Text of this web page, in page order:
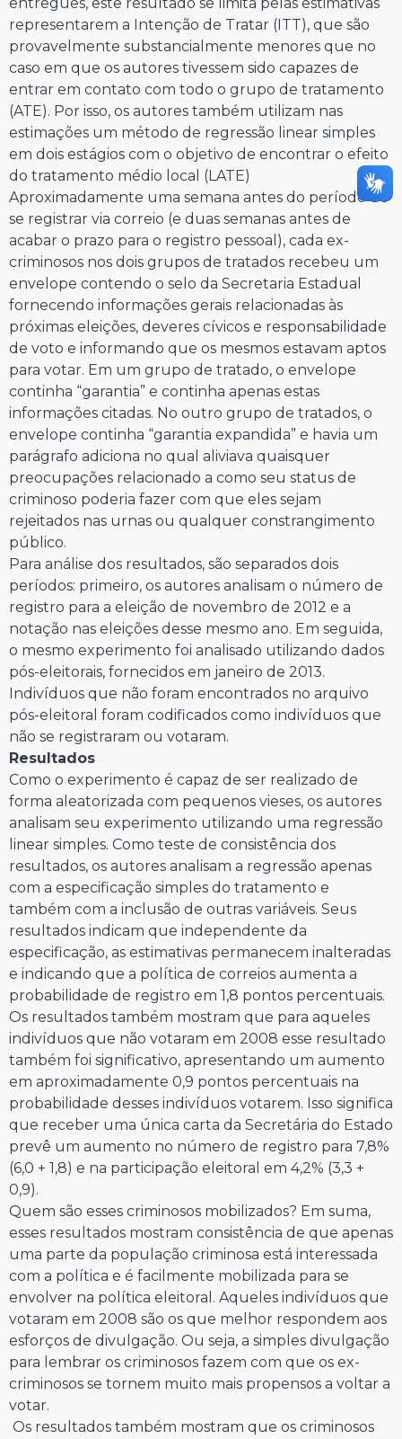
entregues, este resultado se limita pelas estimativas
representarem a Intenção de Tratar (ITT), que são
provavelmente substancialmente menores que no
caso em que os autores tivessem sido capazes de
entrar em contato com todo o grupo de tratamento
(ATE). Por isso, os autores também utilizam nas
estimações um método de regressão linear simples
em dois estágios com o objetivo de encontrar o efeito
do tratamento médio local (LATE)
Aproximadamente uma semana antes do período de
se registrar via correio (e duas semanas antes de
acabar o prazo para o registro pessoal), cada ex-
criminosos nos dois grupos de tratados recebeu um
envelope contendo o selo da Secretaria Estadual
fornecendo informações gerais relacionadas às
próximas eleições, deveres cívicos e responsabilidade
de voto e informando que os mesmos estavam aptos
para votar. Em um grupo de tratado, o envelope
continha “garantia” e continha apenas estas
informações citadas. No outro grupo de tratados, o
envelope continha “garantia expandida” e havia um
parágrafo adiciona no qual aliviava quaisquer
preocupações relacionado a como seu status de
criminoso poderia fazer com que eles sejam
rejeitados nas urnas ou qualquer constrangimento
público.
Para análise dos resultados, são separados dois
períodos: primeiro, os autores analisam o número de
registro para a eleição de novembro de 2012 e a
notação nas eleições desse mesmo ano. Em seguida,
o mesmo experimento foi analisado utilizando dados
pós-eleitorais, fornecidos em janeiro de 2013.
Indivíduos que não foram encontrados no arquivo
pós-eleitoral foram codificados como indivíduos que
não se registraram ou votaram.
Resultados
Como o experimento é capaz de ser realizado de
forma aleatorizada com pequenos vieses, os autores
analisam seu experimento utilizando uma regressão
linear simples. Como teste de consistência dos
resultados, os autores analisam a regressão apenas
com a especificação simples do tratamento e
também com a inclusão de outras variáveis. Seus
resultados indicam que independente da
especificação, as estimativas permanecem inalteradas
e indicando que a política de correios aumenta a
probabilidade de registro em 1,8 pontos percentuais.
Os resultados também mostram que para aqueles
indivíduos que não votaram em 2008 esse resultado
também foi significativo, apresentando um aumento
em aproximadamente 0,9 pontos percentuais na
probabilidade desses indivíduos votarem. Isso significa
que receber uma única carta da Secretária do Estado
prevê um aumento no número de registro para 7,8%
(6,0 + 1,8) e na participação eleitoral em 4,2% (3,3 +
0,9).
Quem são esses criminosos mobilizados? Em suma,
esses resultados mostram consistência de que apenas
uma parte da população criminosa está interessada
com a política e é facilmente mobilizada para se
envolver na política eleitoral. Aqueles indivíduos que
votaram em 2008 são os que melhor respondem aos
esforços de divulgação. Ou seja, a simples divulgação
para lembrar os criminosos fazem com que os ex-
criminosos se tornem muito mais propensos a voltar a
votar.
Os resultados também mostram que os criminosos